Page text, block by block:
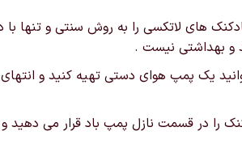
بادکنک های لاتکسی را به روش سنتی و
و بهداشتی نیست .
یک پمپ هوای دستی تهیه کنید و
را در قسمت نازل پمپ باد قرار می